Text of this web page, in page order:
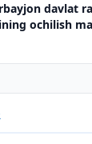
davlat
ochilish